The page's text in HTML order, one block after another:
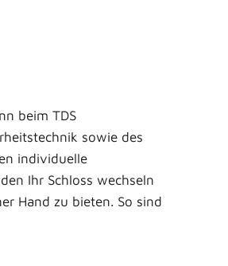
beim TDS
sowie des
individuelle
Ihr Schloss wechseln
Hand zu bieten. So sind